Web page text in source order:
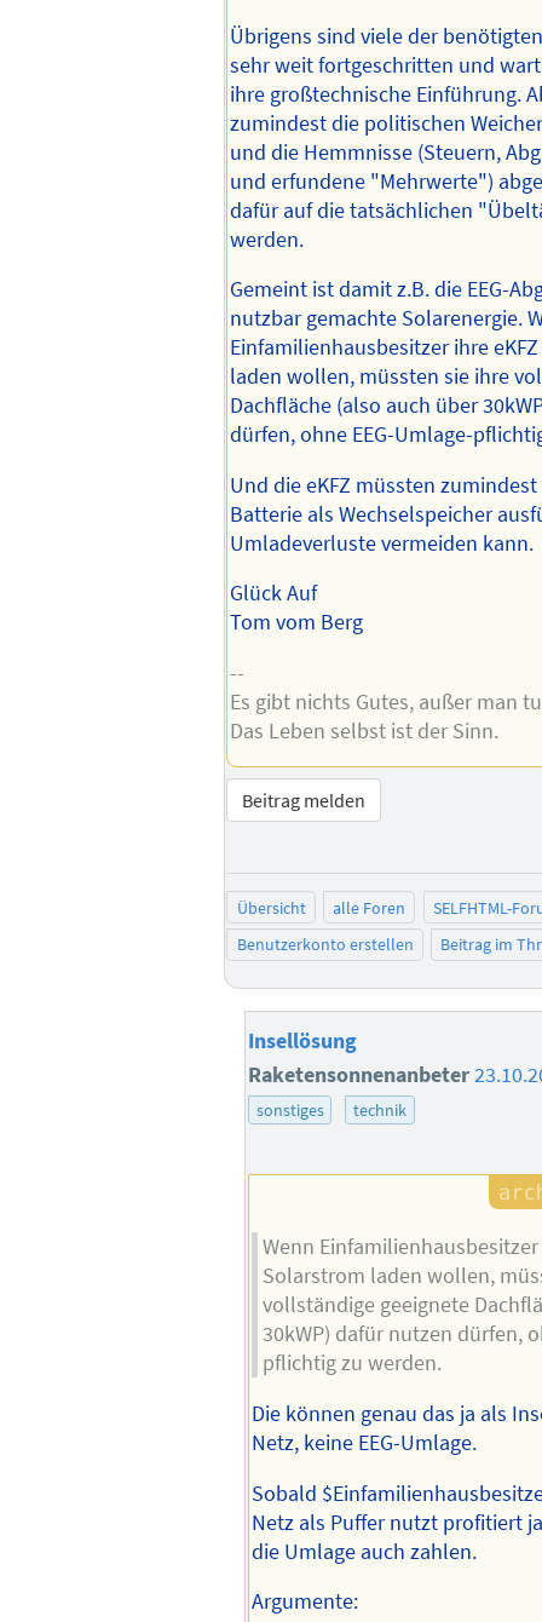
Übrigens sind viele der
sehr weit fortgeschritten und
ihre großtechnische Einführung.
zumindest die politischen
und die Hemmnisse (Steuern,
und erfundene "Mehrwerte")
dafür auf die tatsächlichen
werden.
Gemeint ist damit z.B. die EEG-
nutzbar gemachte Solarenergie.
Einfamilienhausbesitzer ihre
laden wollen, müssten sie ihre
Dachfläche (also auch über
dürfen, ohne EEG-Umlage-
Und die eKFZ müssten
Batterie als Wechselspeicher
Umladeverluste vermeiden kann.
Glück Auf
Tom vom Berg
--
Es gibt nichts Gutes, außer man
Das Leben selbst ist der Sinn.
Beitrag melden
Übersicht alle Foren
SELFHTML-
Benutzerkonto erstellen
Beitrag im
Insellösung
Raketensonnenanbeter
sonstiges technik
Wenn
Solarstrom laden wollen,
vollständige geeignete
30kWP) dafür nutzen dürfen,
pflichtig zu werden.
Die können genau das ja als
Netz, keine EEG-Umlage.
Sobald
Netz als Puffer nutzt profitiert
die Umlage auch zahlen.
Argumente: